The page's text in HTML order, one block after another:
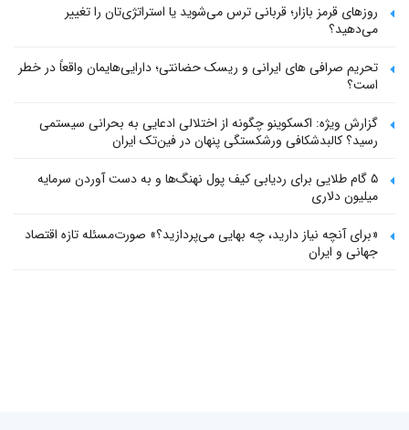
روزهای قرمز بازار؛ قربانی ترس می‌شوید یا استراتژی‌تان را تغییر
می‌دهید؟
تحریم صرافی های ایرانی و ریسک حضانتی؛ دارایی‌هایمان واقعاً در خطر
است؟
گزارش ویژه: اکسکوینو چگونه از اختلالی ادعایی به بحرانی سیستمی
رسید؟ کالبدشکافی ورشکستگی پنهان در فین‌تک ایران
۵ گام طلایی برای ردیابی کیف پول‌ نهنگ‌ها و به دست آوردن سرمایه
میلیون دلاری
«برای آنچه نیاز دارید، چه بهایی می‌پردازید؟» صورت‌مسئله تازه اقتصاد
جهانی و ایران